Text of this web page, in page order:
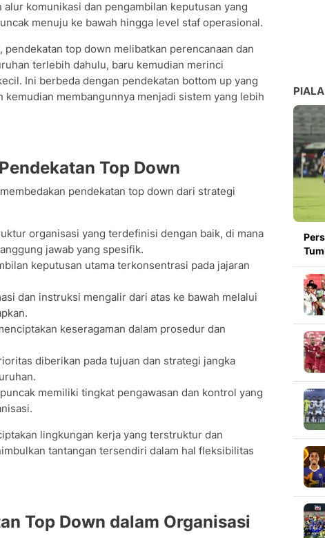
alur komunikasi dan pengambilan keputusan yang
menuju ke bawah hingga level staf operasional.
pendekatan top down melibatkan perencanaan dan
terlebih dahulu, baru kemudian merinci
Ini berbeda dengan pendekatan bottom up yang
membangunnya menjadi sistem yang lebih
Top Down
pendekatan top down dari strategi
organisasi yang terdefinisi dengan baik, di mana
jawab yang spesifik.
keputusan utama terkonsentrasi pada jajaran
dan instruksi mengalir dari atas ke bawah melalui
keseragaman dalam prosedur dan
diberikan pada tujuan dan strategi jangka
memiliki tingkat pengawasan dan kontrol yang
lingkungan kerja yang terstruktur dan
tantangan tersendiri dalam hal fleksibilitas
Top Down dalam Organisasi